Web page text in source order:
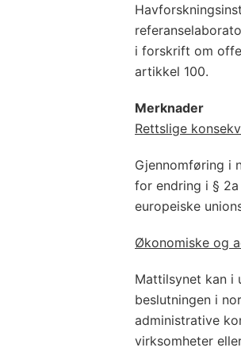
i forskrift om
artikkel 100.
Merknader
Rettslige
Gjennomføring i
for endring i §
europeiske
Økonomiske og
Mattilsynet kan i
beslutningen i
administrative
virksomheter